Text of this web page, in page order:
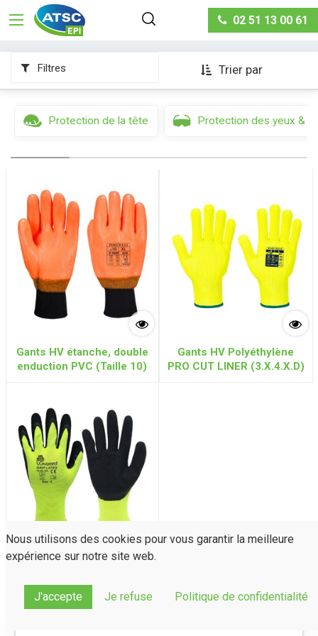
02 51 13 00 61
Protection des mains & des bras
Gants haute
visibilité
Filtres Trier par
Protection de la tête Protection des yeux &
Gants HV étanche, double
enduction PVC (Taille 10)
Gants HV Polyéthylène
PRO CUT LINER (3.X.4.X.D)
Nous utilisons des cookies pour vous garantir la meilleure
expérience sur notre site web.
J'accepte Je refuse Politique de confidentialité